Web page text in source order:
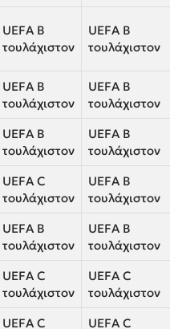
UEFA B
τουλάχιστον
UEFA B
τουλάχιστον
UEFA B
τουλάχιστον
UEFA B
τουλάχιστον
UEFA B
τουλάχιστον
UEFA B
τουλάχιστον
UEFA C
τουλάχιστον
UEFA B
τουλάχιστον
UEFA B
τουλάχιστον
UEFA B
τουλάχιστον
UEFA C
τουλάχιστον
UEFA C
τουλάχιστον
UEFA C UEFA C